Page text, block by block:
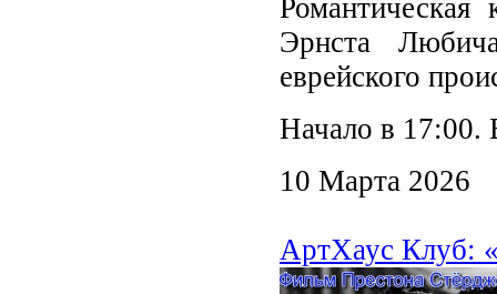
Романтическая
Эрнста
еврейского
Начало в 17:00.
10 Марта 2026
АртХаус Клуб: